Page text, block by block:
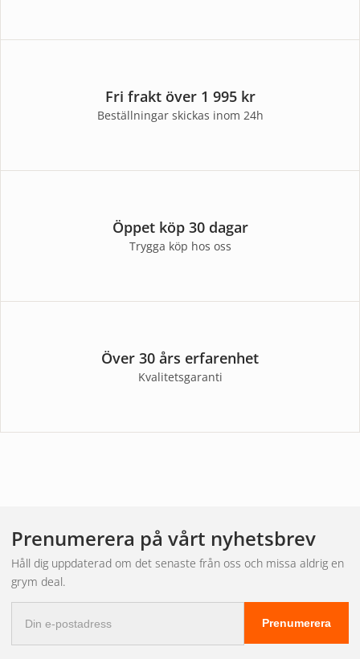
Fri frakt över 1 995 kr
Beställningar skickas inom 24h
Öppet köp 30 dagar
Trygga köp hos oss
Över 30 års erfarenhet
Kvalitetsgaranti
Prenumerera på vårt nyhetsbrev
Håll dig uppdaterad om det senaste från oss och missa aldrig en
grym deal.
postadress
Prenumerera